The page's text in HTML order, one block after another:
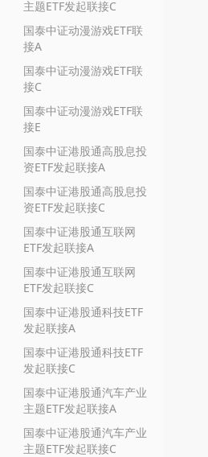
主题ETF发起联接C
国泰中证动漫游戏ETF联
接A
国泰中证动漫游戏ETF联
接C
国泰中证动漫游戏ETF联
接E
国泰中证港股通高股息投
资ETF发起联接A
国泰中证港股通高股息投
资ETF发起联接C
国泰中证港股通互联网
ETF发起联接A
国泰中证港股通互联网
ETF发起联接C
国泰中证港股通科技ETF
发起联接A
国泰中证港股通科技ETF
发起联接C
国泰中证港股通汽车产业
主题ETF发起联接A
国泰中证港股通汽车产业
主题ETF发起联接C